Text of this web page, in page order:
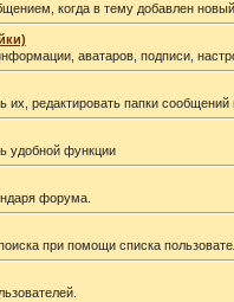
когда в тему добавлен новый
аватаров, подписи,
их, редактировать папки
удобной функции
форума.
при помощи списка